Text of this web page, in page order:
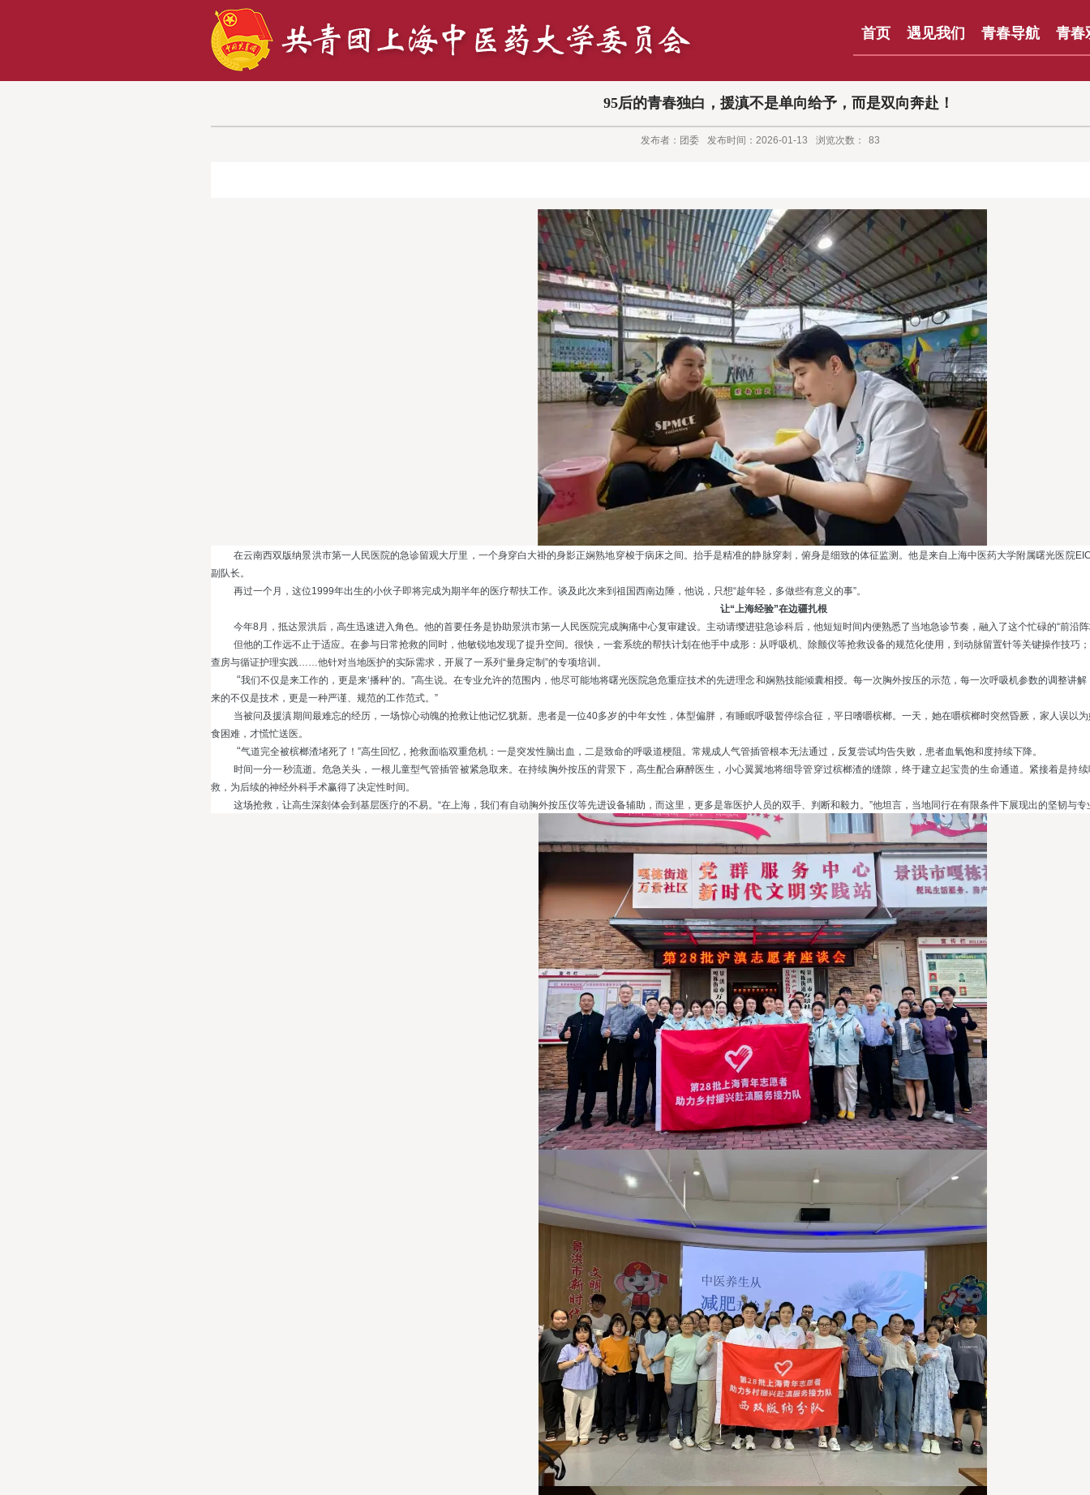
首页 遇见我们 青春导航 青春
95后的青春独白，援滇不是单向给予，而是双向奔赴！
发布者：团委 发布时间：2026-01-13 浏览次数： 83
在云南西双版纳景洪市第一人民医院的急诊留观大厅里，一个身穿白大褂的身影正娴熟地穿梭于病床之间。抬手是精准的静脉穿刺，俯身是细致的体征监测。他是来自上海中医药大学附属曙光医院
副队长。
再过一个月，这位1999年出生的小伙子即将完成为期半年的医疗帮扶工作。谈及此次来到祖国西南边陲，他说，只想“趁年轻，多做些有意义的事”。
让“上海经验”在边疆扎根
今年8 月，抵达景洪后，高生迅速进入角色。他的首要任务是协助景洪市第一人民医院完成胸痛中心复审建设。主动请缨进驻急诊科后，他短短时间内便熟悉了当地急诊节奏，融入了这个忙碌的“前沿阵
但他的工作远不止于适应。在参与日常抢救的同时，他敏锐地发现了提升空间。很快，一套系统的帮扶计划在他手中成形：从呼吸机、除颤仪等抢救设备的规范化使用，到动脉留置针等关键操作技巧
查房与循证护理实践……他针对当地医护的实际需求，开展了一系列“量身定制”的专项培训。
“我们不仅是来工作的，更是来‘播种’的。”高生说。在专业允许的范围内，他尽可能地将曙光医院急危重症技术的先进理念和娴熟技能倾囊相授。每一次胸外按压的示范，每一次呼吸机参数的调整讲
来的不仅是技术，更是一种严谨、规范的工作范式。”
当被问及援滇期间最难忘的经历，一场惊心动魄的抢救让他记忆犹新。患者是一位40多岁的中年女性，体型偏胖，有睡眠呼吸暂停综合征，平日嗜嚼槟榔。一天，她在嚼槟榔时突然昏厥，家人误以
食困难，才慌忙送医。
“气道完全被槟榔渣堵死了！”高生回忆，抢救面临双重危机：一是突发性脑出血，二是致命的呼吸道梗阻。常规成人气管插管根本无法通过，反复尝试均告失败，患者血氧饱和度持续下降。
时间一分一秒流逝。危急关头，一根儿童型气管插管被紧急取来。在持续胸外按压的背景下，高生配合麻醉医生，小心翼翼地将细导管穿过槟榔渣的缝隙，终于建立起宝贵的生命通道。紧接着是
救，为后续的神经外科手术赢得了决定性时间。
这场抢救，让高生深刻体会到基层医疗的不易。“在上海，我们有自动胸外按压仪等先进设备辅助，而这里，更多是靠医护人员的双手、判断和毅力。”他坦言，当地同行在有限条件下展现出的坚韧与